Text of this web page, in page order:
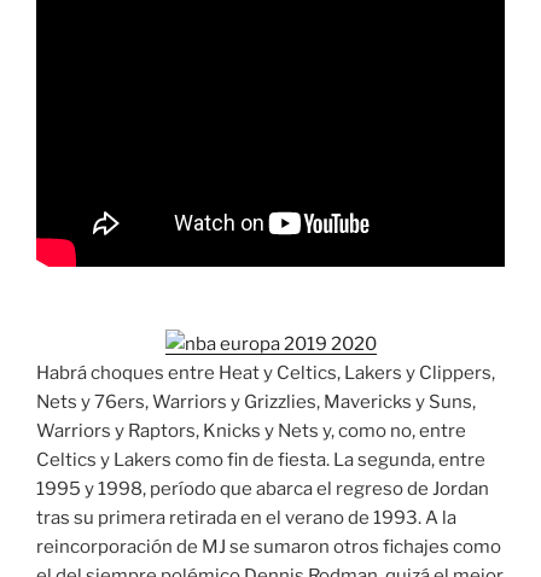
Habrá choques entre Heat y Celtics, Lakers y Clippers,
Nets y 76ers, Warriors y Grizzlies, Mavericks y Suns,
Warriors y Raptors, Knicks y Nets y, como no, entre
Celtics y Lakers como fin de fiesta. La segunda, entre
1995 y 1998, período que abarca el regreso de Jordan
tras su primera retirada en el verano de 1993. A la
reincorporación de MJ se sumaron otros fichajes como